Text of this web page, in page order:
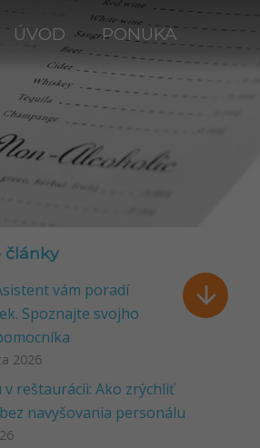
ÚVOD PONUKA

články
vám poradí
Spoznajte svojho
2026
v reštaurácii: Ako zrýchliť
navyšovania personálu